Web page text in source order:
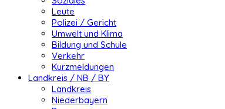
Leute
Polizei / Gericht
Umwelt und Klima
Bildung und Schule
Verkehr
Kurzmeldungen
Landkreis / NB / BY
Landkreis
Niederbayern